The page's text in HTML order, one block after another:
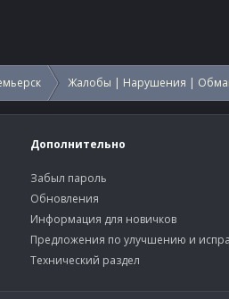
Жалобы | Нарушения |
Дополнительно
Забыл пароль
Обновления
Информация для новичков
Предложения по улучшению и
Технический раздел